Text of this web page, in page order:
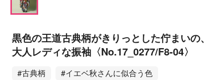
黒色の王道古典柄がきりっとした佇まいの、
大人レディな振袖〈No.17_0277/F8-04〉
#古典柄
#イエベ秋さんに似合う色